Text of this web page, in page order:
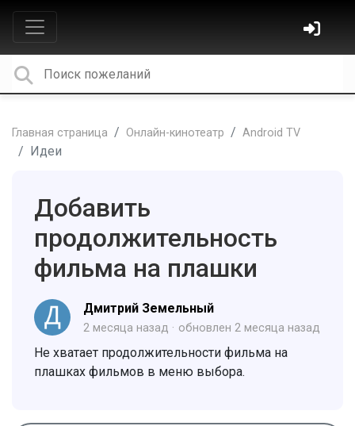
Главная страница Онлайн-кинотеатр Android TV
Идеи
Добавить
продолжительность
фильма на плашки
Дмитрий Земельный
2 месяца назад обновлен 2 месяца назад
Не хватает продолжительности фильма на
плашках фильмов в меню выбора.